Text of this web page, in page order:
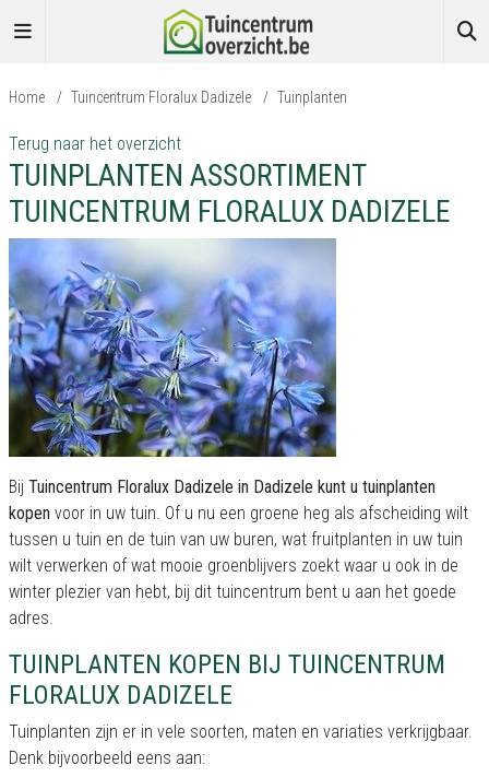
Home / Tuincentrum Floralux Dadizele / Tuinplanten
Terug naar het overzicht
TUINPLANTEN ASSORTIMENT
TUINCENTRUM FLORALUX DADIZELE
Bij Tuincentrum Floralux Dadizele in Dadizele kunt u tuinplanten
kopen voor in uw tuin. Of u nu een groene heg als afscheiding wilt
tussen u tuin en de tuin van uw buren, wat fruitplanten in uw tuin
wilt verwerken of wat mooie groenblijvers zoekt waar u ook in de
winter plezier van hebt, bij dit tuincentrum bent u aan het goede
adres.
TUINPLANTEN KOPEN BIJ TUINCENTRUM
FLORALUX DADIZELE
Tuinplanten zijn er in vele soorten, maten en variaties verkrijgbaar.
Denk bijvoorbeeld eens aan: